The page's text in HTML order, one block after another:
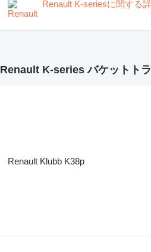
Renault K-seriesに関する
Renault K-series バケットト
Renault Klubb K38p